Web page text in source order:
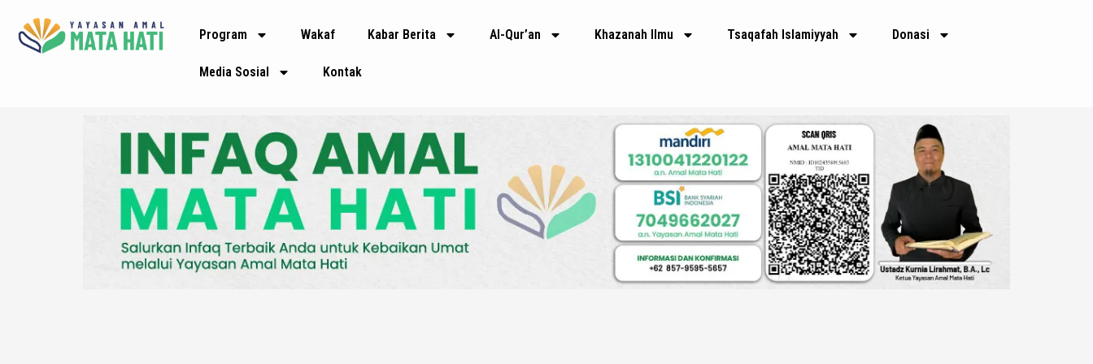
Program Wakaf Kabar Berita Al-Qur’an Khazanah Ilmu Tsaqafah Islamiyyah Donasi
Media Sosial Kontak